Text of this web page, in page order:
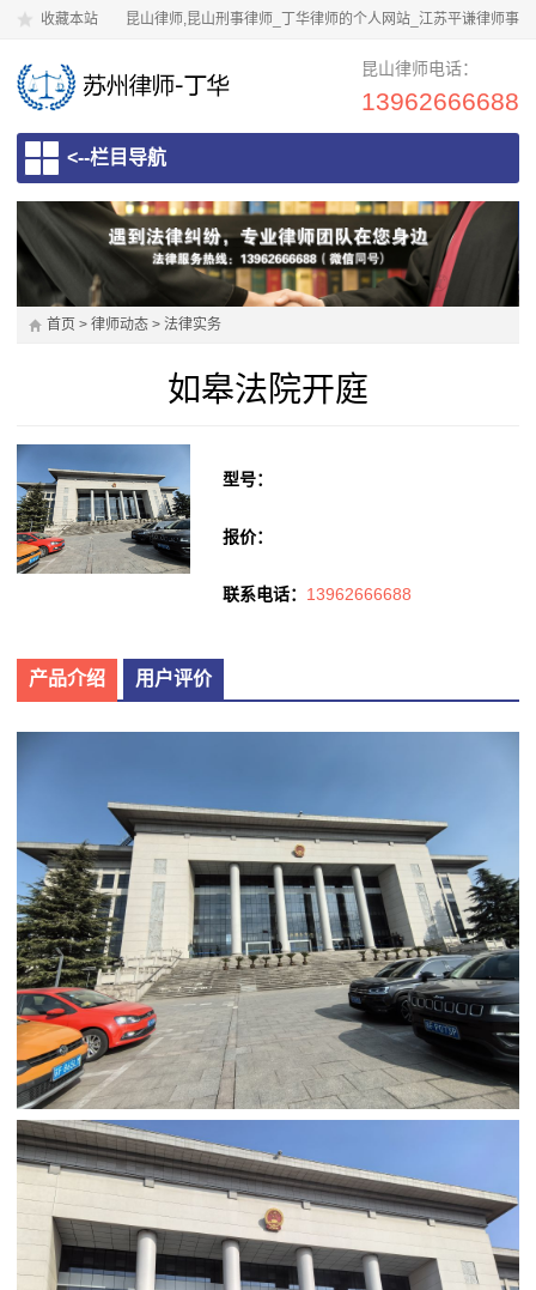
收藏本站 昆山律师,昆山刑事律师_丁华律师的个人网站_江苏平谦律师事
昆山律师电话：
13962666688
<--栏目导航
首页 > 律师动态 > 法律实务
如皋法院开庭
型号：
报价：
联系电话： 13962666688
产品介绍 用户评价